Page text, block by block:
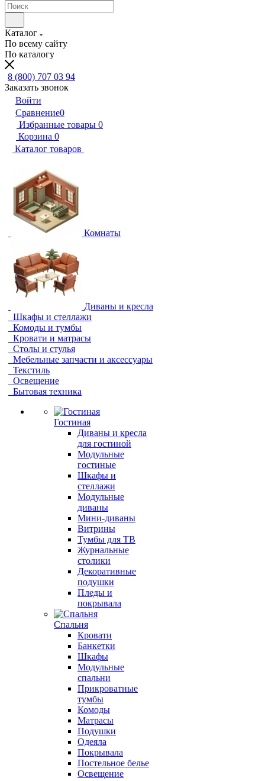
Каталог
По всему сайту
По каталогу
8 (800) 707 03 94
Заказать звонок
Войти
Сравнение0
Избранные товары 0
Корзина 0
Каталог товаров
Комнаты
Диваны и кресла
Шкафы и стеллажи
Комоды и тумбы
Кровати и матрасы
Столы и стулья
Мебельные запчасти и аксессуары
Текстиль
Освещение
Бытовая техника
Гостиная
Диваны и кресла
для гостиной
Модульные
гостиные
Шкафы и
стеллажи
Модульные
диваны
Мини-диваны
Витрины
Тумбы для ТВ
Журнальные
столики
Декоративные
подушки
Пледы и
покрывала
Спальня
Кровати
Банкетки
Шкафы
Модульные
спальни
Прикроватные
тумбы
Комоды
Матрасы
Подушки
Одеяла
Покрывала
Постельное белье
Освещение